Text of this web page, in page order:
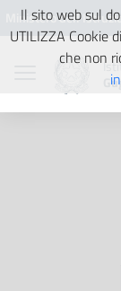
Vai ai contenuti
Vai al menu di
Vai al footer
Ministero
Il sito web sul
UTILIZZA Cookie
che non